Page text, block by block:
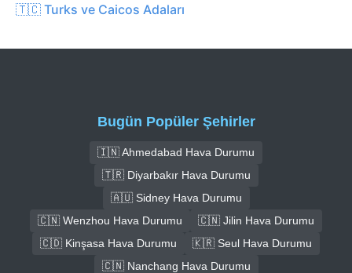
🇹🇨 Turks ve Caicos Adaları
Bugün Popüler Şehirler
🇮🇳 Ahmedabad Hava Durumu
🇹🇷 Diyarbakır Hava Durumu
🇦🇺 Sidney Hava Durumu
🇨🇳 Wenzhou Hava Durumu
🇨🇳 Jilin Hava Durumu
🇨🇩 Kinşasa Hava Durumu
🇰🇷 Seul Hava Durumu
🇨🇳 Nanchang Hava Durumu